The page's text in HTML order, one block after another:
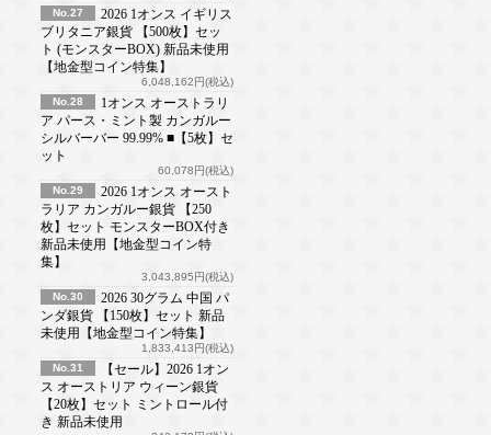
No.27
2026 1オンス イギリス
ブリタニア銀貨 【500枚】セッ
ト (モンスターBOX) 新品未使用
【地金型コイン特集】
6,048,162円(税込)
No.28
1オンス オーストラリ
ア パース・ミント製 カンガルー
シルバーバー 99.99% ■【5枚】セ
ット
60,078円(税込)
No.29
2026 1オンス オースト
ラリア カンガルー銀貨 【250
枚】セット モンスターBOX付き
新品未使用【地金型コイン特
集】
3,043,895円(税込)
No.30
2026 30グラム 中国 パ
ンダ銀貨 【150枚】セット 新品
未使用【地金型コイン特集】
1,833,413円(税込)
No.31
【セール】2026 1オン
ス オーストリア ウィーン銀貨
【20枚】セット ミントロール付
き 新品未使用